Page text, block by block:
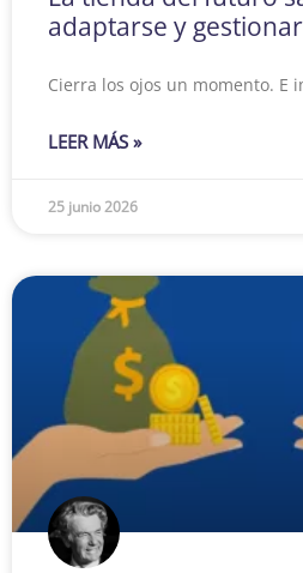
adaptarse y
Cierra los ojos un momento. E
LEER MÁS »
25 junio 2026